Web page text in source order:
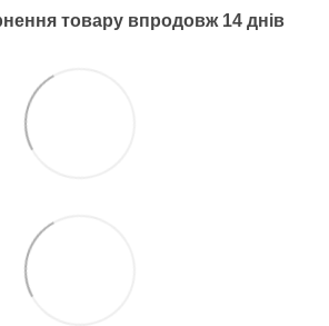
товару впродовж 14 днів